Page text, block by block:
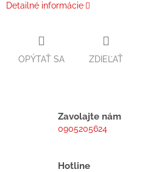
Detailné informácie
OPÝTAŤ SA ZDIEĽAŤ
Zavolajte nám
0905205624
Hotline